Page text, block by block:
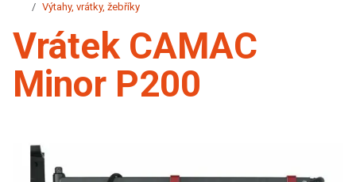
Výtahy, vrátky, žebříky
Vrátek CAMAC
Minor P200